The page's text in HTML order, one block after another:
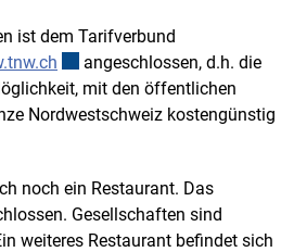
ist dem Tarifverbund
Externer Link wird in einem
angeschlossen, d.h. die
mit den öffentlichen
Nordwestschweiz kostengünstig
noch ein Restaurant. Das
Gesellschaften sind
weiteres Restaurant befindet sich